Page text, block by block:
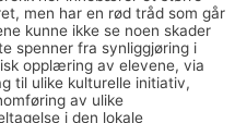
men har en rød tråd som går
kunne ikke se noen skader
spenner fra synliggjøring i
opplæring av elevene, via
til ulike kulturelle initiativ,
av ulike
i den lokale